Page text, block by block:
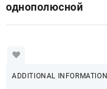
однополюсной
ADDITIONAL INFORMATION